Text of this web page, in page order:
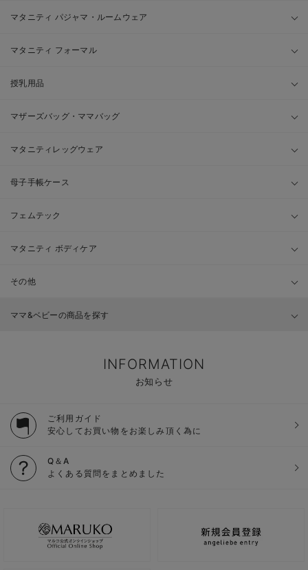
マタニティ パジャマ・ルームウェア
マタニティ フォーマル
授乳用品
マザーズバッグ・ママバッグ
マタニティレッグウェア
母子手帳ケース
フェムテック
マタニティ ボディケア
その他
ママ&ベビーの商品を探す
INFORMATION
お知らせ
ご利用ガイド
安心してお買い物をお楽しみ頂く為に
Q＆A
よくある質問をまとめました